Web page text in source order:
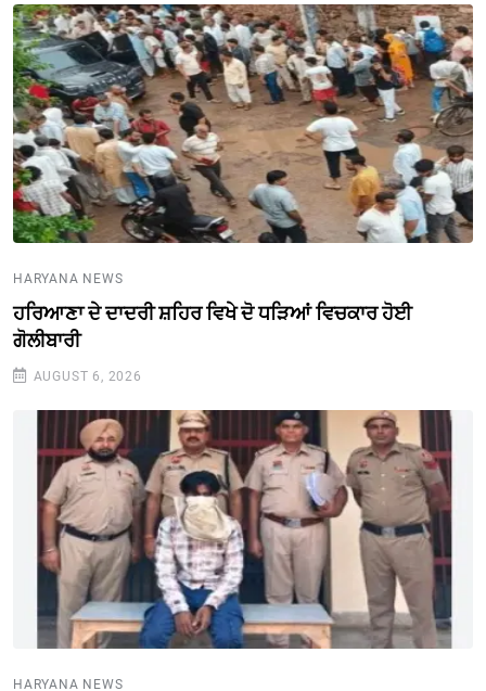
HARYANA NEWS
ਹਰਿਆਣਾ ਦੇ ਦਾਦਰੀ ਸ਼ਹਿਰ ਵਿਖੇ ਦੋ ਧੜਿਆਂ ਵਿਚਕਾਰ ਹੋਈ
ਗੋਲੀਬਾਰੀ
AUGUST 6, 2026
HARYANA NEWS